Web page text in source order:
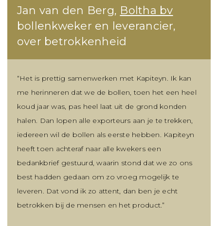
Jan van den Berg, Boltha bv
bollenkweker en leverancier,
over betrokkenheid
“Het is prettig samenwerken met Kapiteyn. Ik kan
me herinneren dat we de bollen, toen het een heel
koud jaar was, pas heel laat uit de grond konden
halen. Dan lopen alle exporteurs aan je te trekken,
iedereen wil de bollen als eerste hebben. Kapiteyn
heeft toen achteraf naar alle kwekers een
bedankbrief gestuurd, waarin stond dat we zo ons
best hadden gedaan om zo vroeg mogelijk te
leveren. Dat vond ik zo attent, dan ben je echt
betrokken bij de mensen en het product.”